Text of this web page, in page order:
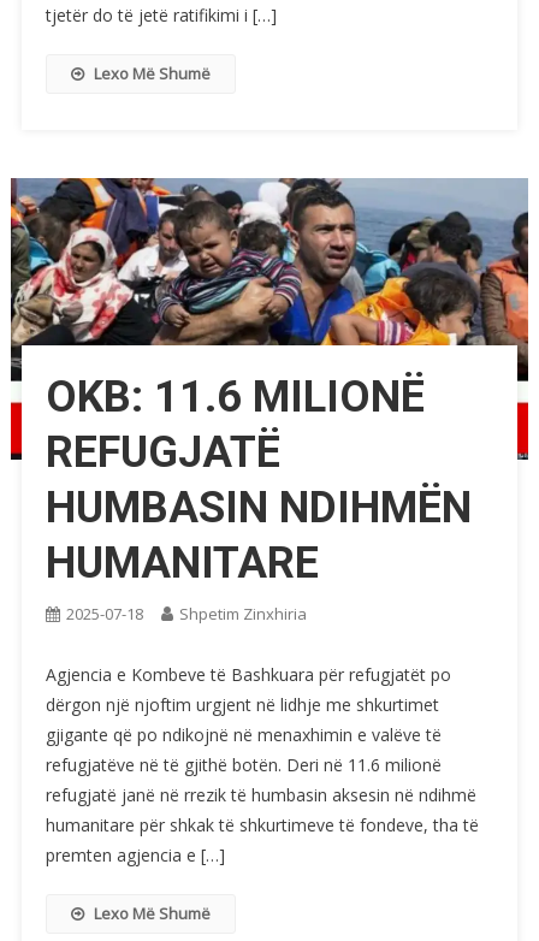
tjetër do të jetë ratifikimi i […]
Lexo Më Shumë
OKB: 11.6 MILIONË
REFUGJATË
HUMBASIN NDIHMËN
HUMANITARE
2025-07-18 Shpetim Zinxhiria
Agjencia e Kombeve të Bashkuara për refugjatët po
dërgon një njoftim urgjent në lidhje me shkurtimet
gjigante që po ndikojnë në menaxhimin e valëve të
refugjatëve në të gjithë botën. Deri në 11.6 milionë
refugjatë janë në rrezik të humbasin aksesin në ndihmë
humanitare për shkak të shkurtimeve të fondeve, tha të
premten agjencia e […]
Lexo Më Shumë